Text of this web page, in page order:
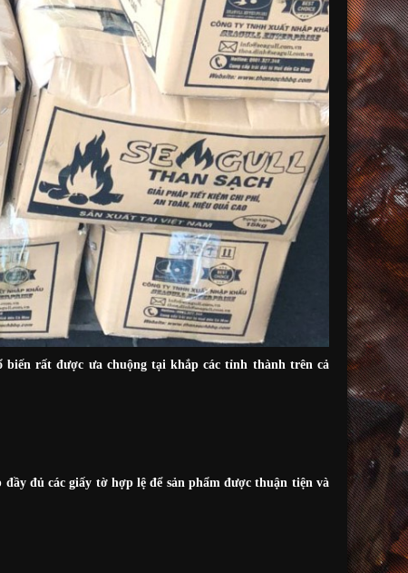
biến rất được ưa chuộng tại khắp các tỉnh thành trên cả
đủ các giấy tờ hợp lệ để sản phẩm được thuận tiện và